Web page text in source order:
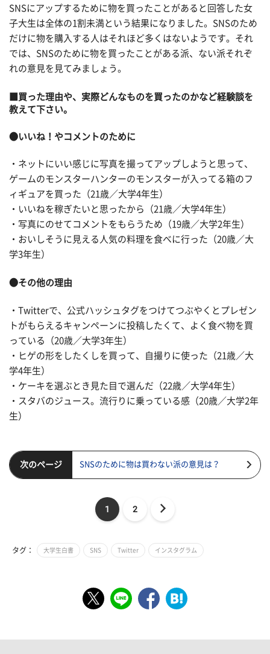
SNSにアップするために物を買ったことがあると回答した女
子大生は全体の1割未満という結果になりました。SNSのため
だけに物を購入する人はそれほど多くはないようです。それ
では、SNSのために物を買ったことがある派、ない派それぞ
れの意見を見てみましょう。
■買った理由や、実際どんなものを買ったのかなど経験談を
教えて下さい。
●いいね！やコメントのために
・ネットにいい感じに写真を撮ってアップしようと思って、
ゲームのモンスターハンターのモンスターが入ってる箱のフ
ィギュアを買った（21歳／大学4年生）
・いいねを稼ぎたいと思ったから（21歳／大学4年生）
・写真にのせてコメントをもらうため（19歳／大学2年生）
・おいしそうに見える人気の料理を食べに行った（20歳／大
学3年生）
●その他の理由
・Twitterで、公式ハッシュタグをつけてつぶやくとプレゼン
トがもらえるキャンペーンに投稿したくて、よく食べ物を買
っている（20歳／大学3年生）
・ヒゲの形をしたくしを買って、自撮りに使った（21歳／大
学4年生）
・ケーキを選ぶとき見た目で選んだ（22歳／大学4年生）
・スタバのジュース。流行りに乗っている感（20歳／大学2年
生）
次のページ SNSのために物は買わない派の意見は？
1 2
タグ： 大学生白書 SNS Twitter インスタグラム